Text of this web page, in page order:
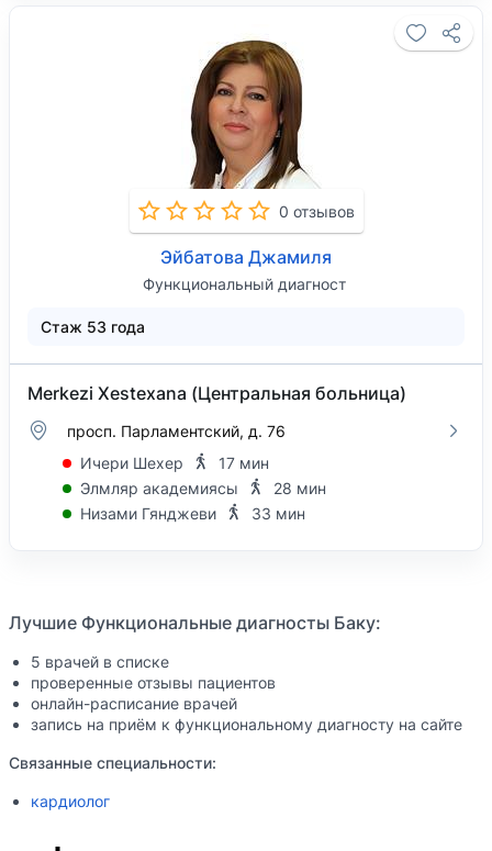
0 отзывов
Эйбатова Джамиля
Функциональный диагност
Стаж 53 года
Merkezi Xestexana (Центральная больница)
просп. Парламентский, д. 76
Ичери Шехер
17 мин
Элмляр академиясы
28 мин
Низами Гянджеви
33 мин
Лучшие Функциональные диагносты Баку:
5 врачей в списке
проверенные отзывы пациентов
онлайн-расписание врачей
запись на приём к функциональному диагносту на сайте
Связанные специальности:
кардиолог